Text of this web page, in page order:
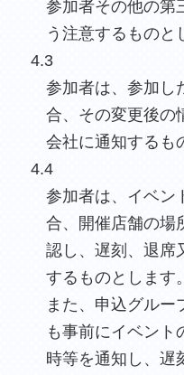
参加者その他の第
う注意するものと
4.3
参加者は、参加し
合、その変更後の
会社に通知するも
4.4
参加者は、イベン
合、開催店舗の場
認し、遅刻、退席
するものとします。
また、申込グルー
も事前にイベント
時等を通知し、遅